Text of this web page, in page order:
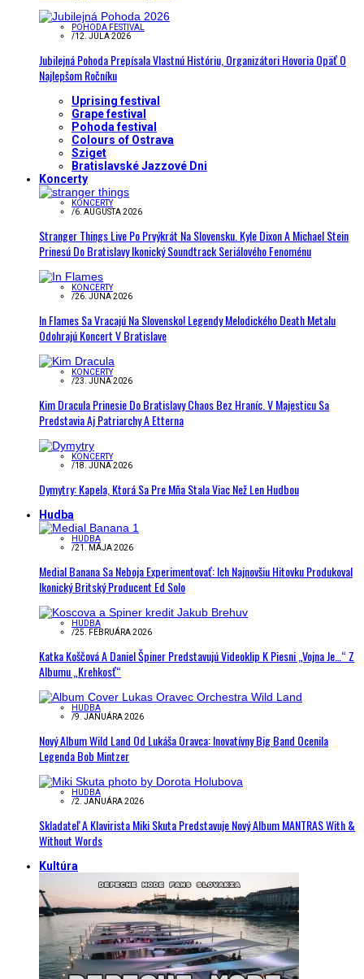
POHODA FESTIVAL
/12. JÚLA 2026
Jubilejná Pohoda Prepísala Vlastnú Históriu, Organizátori Hovoria Opäť O
Najlepšom Ročníku
Uprising festival
Grape festival
Pohoda festival
Colours of Ostrava
Sziget
Bratislavské Jazzové Dni
Koncerty
KONCERTY
/6. AUGUSTA 2026
Stranger Things Live Po Prvýkrát Na Slovensku. Kyle Dixon A Michael Stein
Prinesú Do Bratislavy Ikonický Soundtrack Seriálového Fenoménu
KONCERTY
/26. JÚNA 2026
In Flames Sa Vracajú Na Slovensko! Legendy Melodického Death Metalu
Odohrajú Koncert V Bratislave
KONCERTY
/23. JÚNA 2026
Kim Dracula Prinesie Do Bratislavy Chaos Bez Hraníc. V Majesticu Sa
Predstavia Aj Patriarchy A Etterna
KONCERTY
/18. JÚNA 2026
Dymytry: Kapela, Ktorá Sa Pre Mňa Stala Viac Než Len Hudbou
Hudba
HUDBA
/21. MÁJA 2026
Medial Banana Sa Neboja Experimentovať: Ich Najnovšiu Hitovku Produkoval
Ikonický Britský Producent Ed Solo
HUDBA
/25. FEBRUÁRA 2026
Katka Koščová A Daniel Špiner Predstavujú Videoklip K Piesni „Vojna Je…“ Z
Albumu „Krehkosť“
HUDBA
/9. JANUÁRA 2026
Nový Album Wild Land Od Lukáša Oravca: Inovatívny Big Band Ocenila
Legenda Bob Mintzer
HUDBA
/2. JANUÁRA 2026
Skladateľ A Klavirista Miki Skuta Predstavuje Nový Album MANTRAS With &
Without Words
Kultúra